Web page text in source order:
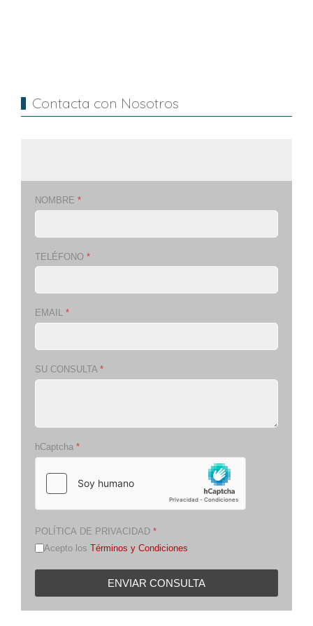
Contacta con Nosotros
NOMBRE *
TELÉFONO *
EMAIL *
SU CONSULTA *
hCaptcha *
POLÍTICA DE PRIVACIDAD *
Acepto los Términos y Condiciones
ENVIAR CONSULTA